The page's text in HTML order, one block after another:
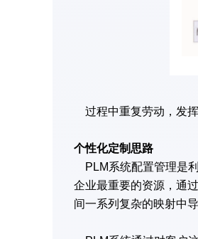
过程中重复劳动，发挥
个性化定制思路
PLM系统配置管理是
企业最重要的资源，通
间一系列复杂的映射中